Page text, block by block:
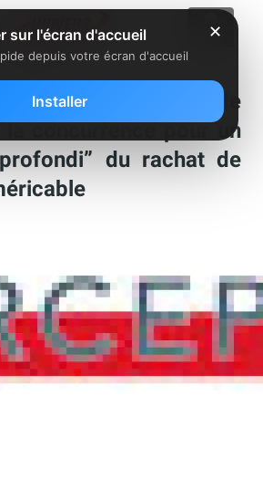
tient à disposition de
la concurrence pour un
du rachat de
✕
sur l'écran d'accueil
depuis votre écran d'accueil
Installer